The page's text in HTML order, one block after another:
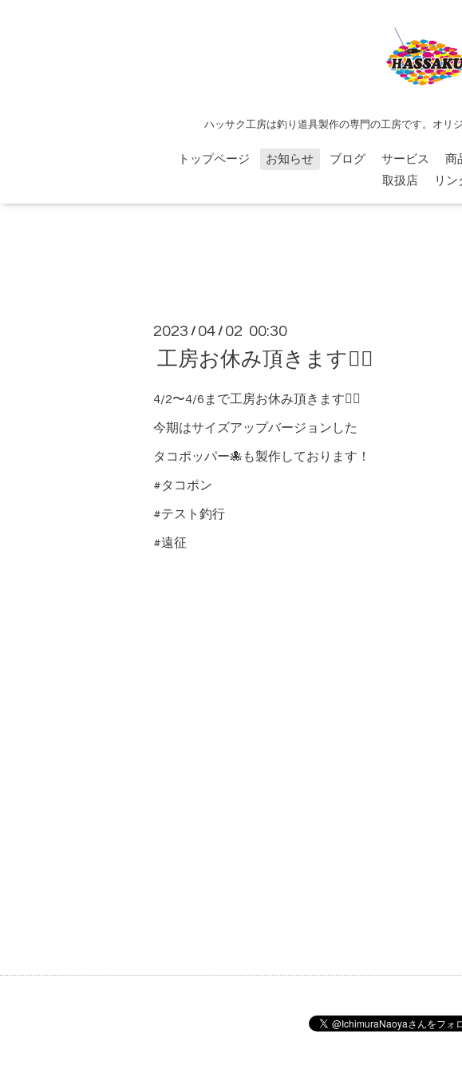
ハッサク工房は釣り道具製作の専門の工房です。オリ
トップページ お知らせ ブログ サービス 商
取扱店
リン
2023 / 04 / 02 00:30
工房お休み頂きます🙇‍♂️
4/2〜4/6まで工房お休み頂きます🙇‍♂️
今期はサイズアップバージョンした
タコポッパー🐙も製作しております！
#タコポン
#テスト釣行
#遠征